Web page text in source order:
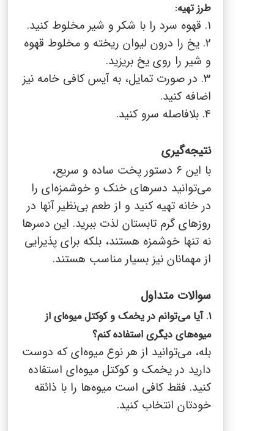
طرز تهیه:
1. قهوه سرد را با شکر و شیر مخلوط کنید.
2. یخ را درون لیوان ریخته و مخلوط قهوه
و شیر را روی یخ بریزید.
3. در صورت تمایل، به آیس کافی خامه نیز
اضافه کنید.
4. بلافاصله سرو کنید.
نتیجه‌گیری
با این 6 دستور پخت ساده و سریع،
می‌توانید دسرهای خنک و خوشمزه‌ای را
در خانه تهیه کنید و از طعم بی‌نظیر آنها در
روزهای گرم تابستان لذت ببرید. این دسرها
نه تنها خوشمزه هستند، بلکه برای پذیرایی
از مهمانان نیز بسیار مناسب هستند.
سوالات متداول
1. آیا می‌توانم در یخمک و کوکتل میوه‌ای از
میوه‌های دیگری استفاده کنم؟
بله، می‌توانید از هر نوع میوه‌ای که دوست
دارید در یخمک و کوکتل میوه‌ای استفاده
کنید. فقط کافی است میوه‌ها را با ذائقه
خودتان انتخاب کنید.